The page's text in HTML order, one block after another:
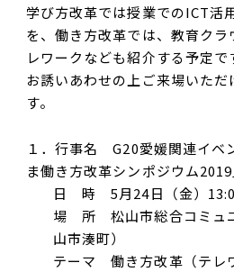
学び方改革では授業でのICT活
を、働き方改革では、教育クラ
レワークなども紹介する予定で
お誘いあわせの上ご来場いただ
す。
１．行事名 G20愛媛関連イベ
ま働き方改革シンポジウム2019
日 時 5月24日（金）
場 所 松山市総合コミュ
山市湊町）
テーマ 働き方改革（テレ